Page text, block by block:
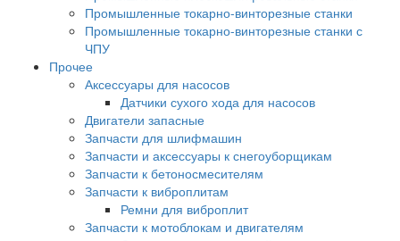
Промышленные токарно-винторезные станки
Промышленные токарно-винторезные станки с
ЧПУ
Прочее
Аксессуары для насосов
Датчики сухого хода для насосов
Двигатели запасные
Запчасти для шлифмашин
Запчасти и аксессуары к снегоуборщикам
Запчасти к бетоносмесителям
Запчасти к виброплитам
Ремни для виброплит
Запчасти к мотоблокам и двигателям